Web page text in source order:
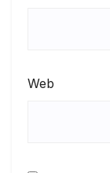
Web